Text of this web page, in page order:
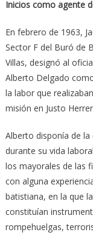
Inicios como agente
En febrero de 1963,
Sector F del Buró de
Villas, designó al
Alberto Delgado
la labor que
misión en Justo
Alberto disponía de
durante su vida
los mayorales de las
con alguna
batistiana, en la que
constituían
rompehuelgas,